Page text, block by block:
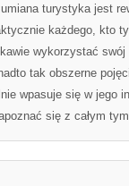
turystyka jest
każdego, kto
wykorzystać
tak obszerne
wpasuje się w jego
się z całym